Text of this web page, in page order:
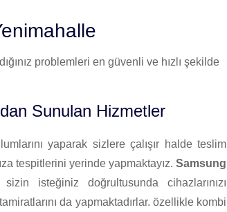
problemleri en güvenli ve hızlı şekilde
Sunulan Hizmetler
yaparak sizlere çalışır halde teslim
tespitlerini yerinde yapmaktayız. Samsung
isteğiniz doğrultusunda cihazlarınızı
da yapmaktadırlar. özellikle kombi